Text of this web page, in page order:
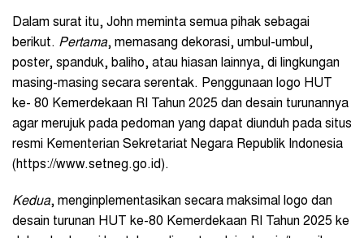
Dalam surat itu, John meminta semua pihak sebagai
berikut. Pertama, memasang dekorasi, umbul-umbul,
poster, spanduk, baliho, atau hiasan lainnya, di lingkungan
masing-masing secara serentak. Penggunaan logo HUT
ke- 80 Kemerdekaan RI Tahun 2025 dan desain turunannya
agar merujuk pada pedoman yang dapat diunduh pada situs
resmi Kementerian Sekretariat Negara Republik Indonesia
(https://www.setneg.go.id).
Kedua, menginplementasikan secara maksimal logo dan
desain turunan HUT ke-80 Kemerdekaan RI Tahun 2025 ke